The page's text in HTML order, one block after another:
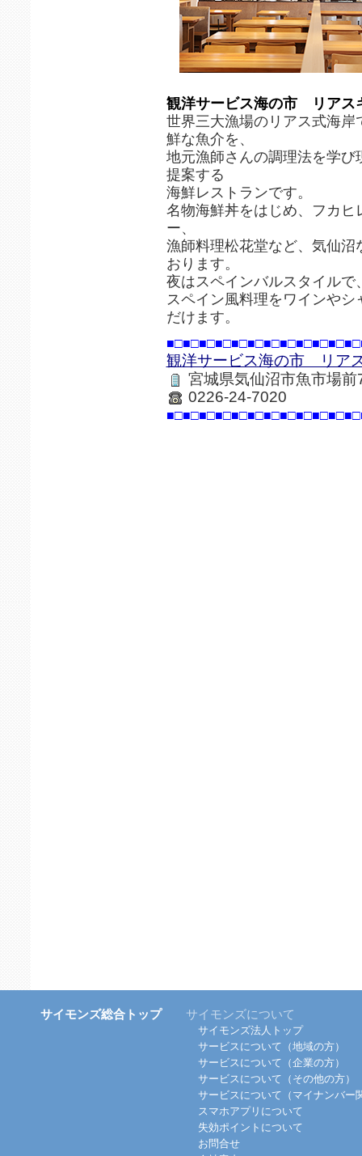
観洋サービス海の市 リアス
世界三大漁場のリアス式海
鮮な魚介を、
地元漁師さんの調理法を学
提案する
海鮮レストランです。
名物海鮮丼をはじめ、フカ
ー、
漁師料理松花堂など、気仙
おります。
夜はスペインバルスタイルで
スペイン風料理をワインや
だけます。
観洋サービス海の市 リア
宮城県気仙沼市魚市場
0226-24-7020
サイモンズ総合トップ サイモンズについて
サイモンズ法人トップ
サービスについて（地域の方）
サービスについて（企業の方）
サービスについて（その他の方）
サービスについて（マイナンバー
スマホアプリについて
失効ポイントについて
お問合せ